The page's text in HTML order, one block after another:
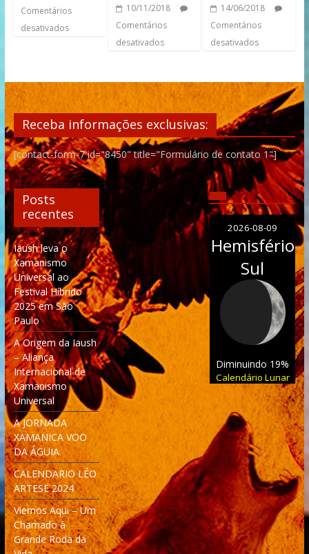
Comentários
desativados
10/11/2018
Comentários
desativados
14/06/2018
Comentários
desativados
Receba informações exclusivas:
[contact-form-7 id="8450" title="Formulário de contato 1"]
Posts
recentes
Iaush leva o
Xamanismo
Universal ao
Festival Híbrido
2025 em São
Paulo
A Origem da Iaush
– Aliança
Internacional de
Xamanismo
Universal
A JORNADA
XAMANICA VOO
DA ÁGUIA
CALENDARIO LÉO
ARTESE 2024
Viemos Aqui – Um
Chamado à
Grande Roda da
2026-08-09
Hemisfério
Sul
Diminuindo 19%
Calendário Lunar